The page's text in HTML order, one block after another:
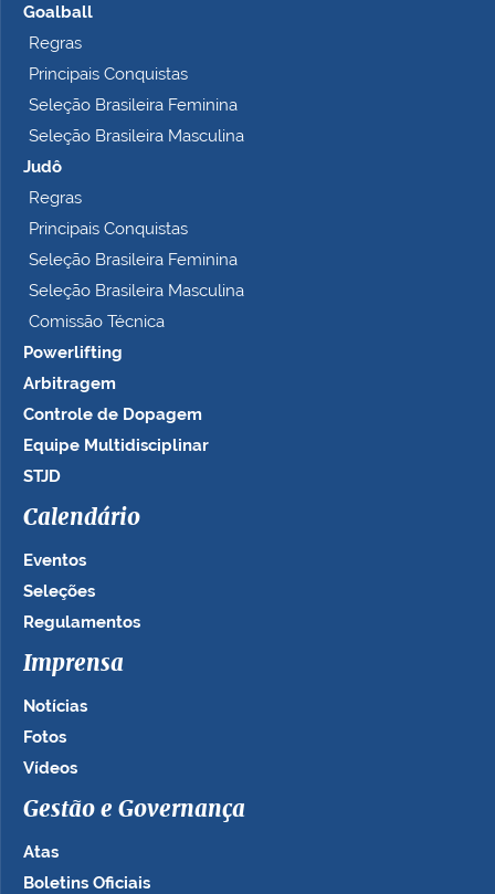
Goalball
Regras
Principais Conquistas
Seleção Brasileira Feminina
Seleção Brasileira Masculina
Judô
Regras
Principais Conquistas
Seleção Brasileira Feminina
Seleção Brasileira Masculina
Comissão Técnica
Powerlifting
Arbitragem
Controle de Dopagem
Equipe Multidisciplinar
STJD
Calendário
Eventos
Seleções
Regulamentos
Imprensa
Notícias
Fotos
Vídeos
Gestão e Governança
Atas
Boletins Oficiais